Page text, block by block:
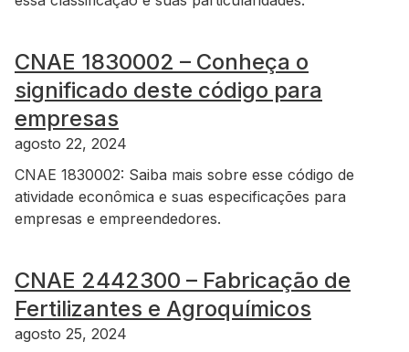
CNAE 1830002 – Conheça o
significado deste código para
empresas
agosto 22, 2024
CNAE 1830002: Saiba mais sobre esse código de
atividade econômica e suas especificações para
empresas e empreendedores.
CNAE 2442300 – Fabricação de
Fertilizantes e Agroquímicos
agosto 25, 2024